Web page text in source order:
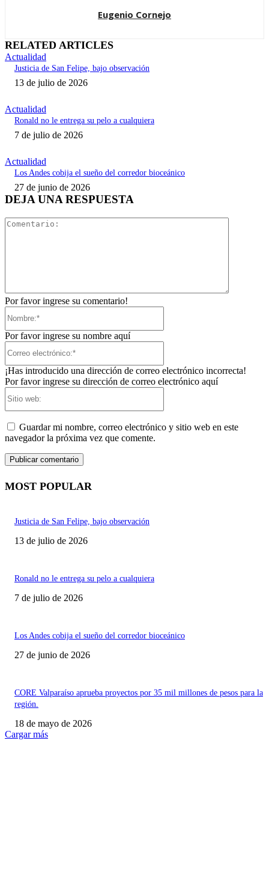
Eugenio Cornejo
RELATED ARTICLES
Actualidad
Justicia de San Felipe, bajo observación
13 de julio de 2026
Actualidad
Ronald no le entrega su pelo a cualquiera
7 de julio de 2026
Actualidad
Los Andes cobija el sueño del corredor bioceánico
27 de junio de 2026
DEJA UNA RESPUESTA
Por favor ingrese su comentario!
Por favor ingrese su nombre aquí
¡Has introducido una dirección de correo electrónico incorrecta!
Por favor ingrese su dirección de correo electrónico aquí
Guardar mi nombre, correo electrónico y sitio web en este
navegador la próxima vez que comente.
MOST POPULAR
Justicia de San Felipe, bajo observación
13 de julio de 2026
Ronald no le entrega su pelo a cualquiera
7 de julio de 2026
Los Andes cobija el sueño del corredor bioceánico
27 de junio de 2026
CORE Valparaíso aprueba proyectos por 35 mil millones de pesos para la
región.
18 de mayo de 2026
Cargar más